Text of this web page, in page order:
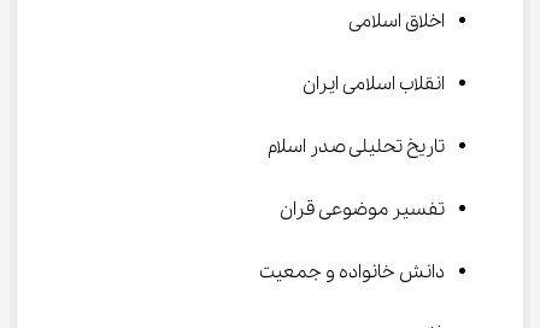
اخلاق اسلامی
انقلاب اسلامی ایران
تاریخ تحلیلی صدر اسلام
تفسیر موضوعی قران
دانش خانواده و جمعیت